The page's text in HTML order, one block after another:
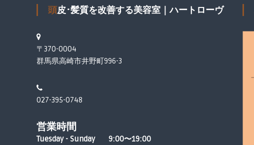
頭皮･髪質を改善する美容室｜ハートローヴ
〒370-0004
群馬県高崎市井野町996-3
027-395-0748
営業時間
Tuesday - Sunday 9:00〜19:00